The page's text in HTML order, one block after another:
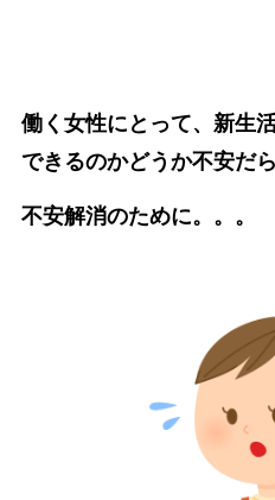
働く女性にとって、新生
できるのかどうか不安だ
不安解消のために。。。